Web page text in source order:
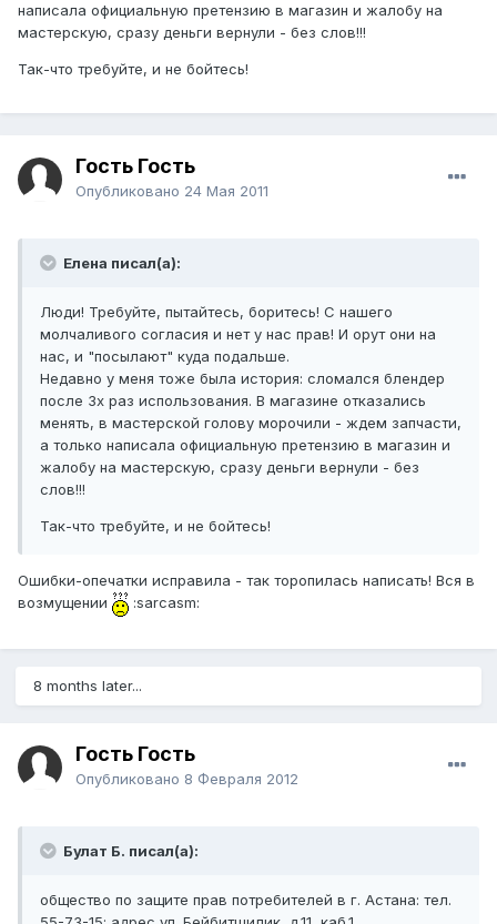
написала официальную претензию в магазин и жалобу на
мастерскую, сразу деньги вернули - без слов!!!
Так-что требуйте, и не бойтесь!
Гость Гость
Опубликовано 24 Мая 2011
Елена писал(а):
Люди! Требуйте, пытайтесь, боритесь! С нашего
молчаливого согласия и нет у нас прав! И орут они на
нас, и "посылают" куда подальше.
Недавно у меня тоже была история: сломался блендер
после 3х раз использования. В магазине отказались
менять, в мастерской голову морочили - ждем запчасти,
а только написала официальную претензию в магазин и
жалобу на мастерскую, сразу деньги вернули - без
слов!!!
Так-что требуйте, и не бойтесь!
Ошибки-опечатки исправила - так торопилась написать! Вся в
возмущении
:sarcasm:
8 months later...
Гость Гость
Опубликовано 8 Февраля 2012
Булат Б. писал(а):
общество по защите прав потребителей в г. Астана: тел.